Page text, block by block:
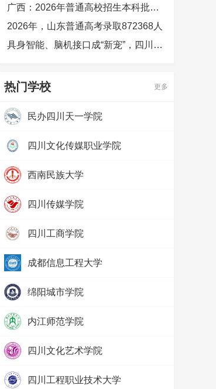
束
广西：2026年普通高校招生本科批次录取圆满结束
2026年，山东普通高考录取872368人
具身智能、脑机接口成“新宠”，四川高考生今年最爱哪些专业？
热门学校 更多
民办四川天一学院
四川文化传媒职业学院
西南民族大学
四川传媒学院
四川工商学院
成都信息工程大学
绵阳城市学院
内江师范学院
四川文化艺术学院
四川工程职业技术大学